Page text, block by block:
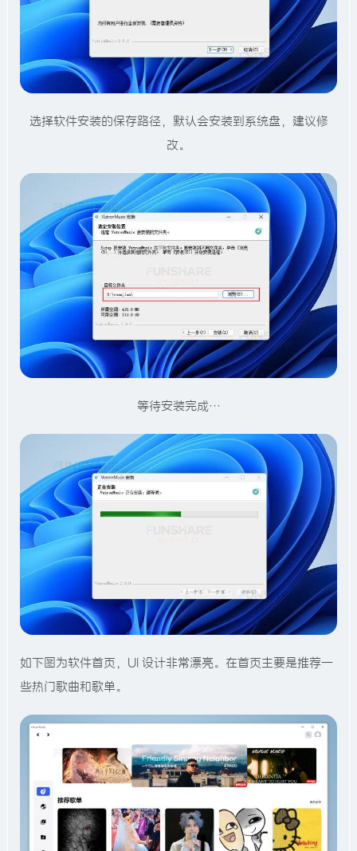
选择软件安装的保存路径，默认会安装到系统盘，建议修
改。
等待安装完成…
如下图为软件首页，UI 设计非常漂亮。在首页主要是推荐一
些热门歌曲和歌单。